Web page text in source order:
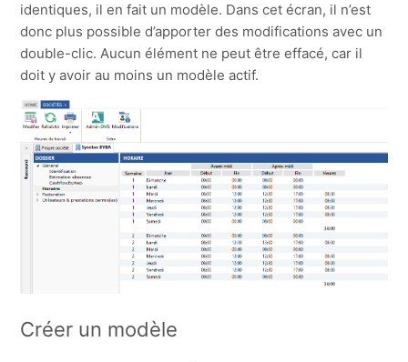
identiques, il en fait un modèle. Dans cet écran, il n’est
donc plus possible d’apporter des modifications avec un
double-clic. Aucun élément ne peut être effacé, car il
doit y avoir au moins un modèle actif.
Créer un modèle